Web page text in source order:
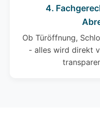
4.
Ob Türöffnung,
- alles wird direkt